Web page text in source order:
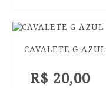
CAVALETE G AZUL
R$ 20,00